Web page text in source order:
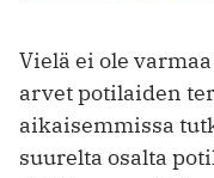
Vielä ei ole
arvet potilaiden
aikaisemmissa
suurelta osalta